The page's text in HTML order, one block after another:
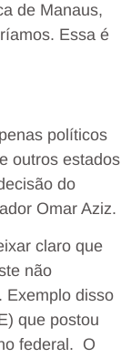
de Manaus,
Essa é
políticos
outros estados
do
Omar Aziz.
claro que
não
Exemplo disso
que postou
federal. O